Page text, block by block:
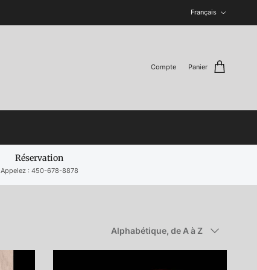
Français
Compte Panier
Réservation
Appelez : 450-678-8878
Alphabétique, de A à Z